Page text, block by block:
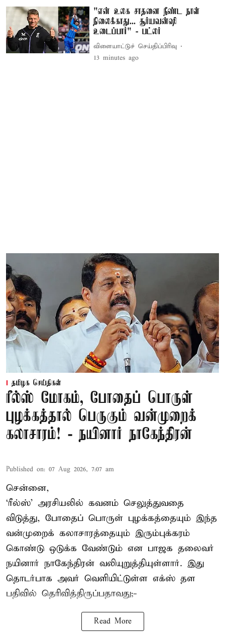
"என் உலக சாதனை நீண்ட நாள்
நிலைக்காது... சூர்யவன்ஷி
உடைப்பார்" - பட்லர்
விளையாட்டுச் செய்திப்பிரிவு
13 minutes ago
தமிழக செய்திகள்
ரீல்ஸ் மோகம், போதைப் பொருள்
புழக்கத்தால் பெருகும் வன்முறைக்
கலாசாரம்! - நயினார் நாகேந்திரன்
Published on: 07 Aug 2026, 7:07 am
சென்னை,
‘ரீல்ஸ்’ அரசியலில் கவனம் செலுத்துவதை
விடுத்து, போதைப் பொருள் புழக்கத்தையும் இந்த
வன்முறைக் கலாசாரத்தையும் இரும்புக்கரம்
கொண்டு ஒடுக்க வேண்டும் என பாஜக தலைவர்
நயினார் நாகேந்திரன் வலியுறுத்தியுள்ளார். இது
தொடர்பாக அவர் வெளியிட்டுள்ள எக்ஸ் தள
பதிவில் தெரிவித்திருப்பதாவது;-
Read More